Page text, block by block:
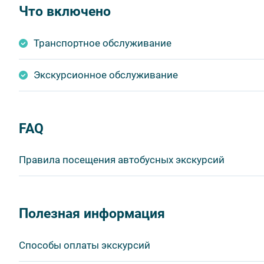
Что включено
Транспортное обслуживание
Экскурсионное обслуживание
FAQ
Правила посещения автобусных экскурсий
быть изменено на более раннее или более позднее.
в ходе проведения экскурсий и туров. Поэтому,
Полезная информация
Способы оплаты экскурсий